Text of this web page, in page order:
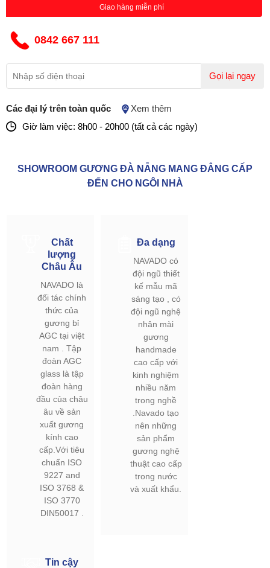
Giao hàng miễn phí
0842 667 111
Gọi lại ngay
Các đại lý trên toàn quốc
Xem thêm
Giờ làm việc: 8h00 - 20h00 (tất cả các ngày)
SHOWROOM GƯƠNG ĐÀ NẴNG MANG ĐẲNG CẤP
ĐẾN CHO NGÔI NHÀ
Chất
lượng
Châu Âu
NAVADO là
đối tác chính
thức của
gương bỉ
AGC tại việt
nam . Tập
đoàn AGC
glass là tập
đoàn hàng
đầu của châu
âu về sản
xuất gương
kính cao
cấp.Với tiêu
chuẩn ISO
9227 and
ISO 3768 &
ISO 3770
DIN50017 .
Đa dạng
NAVADO có
đội ngũ thiết
kế mẫu mã
sáng tạo , có
đội ngũ nghệ
nhân mài
gương
handmade
cao cấp với
kinh nghiệm
nhiều năm
trong nghề
.Navado tạo
nên những
sản phẩm
gương nghệ
thuật cao cấp
trong nước
và xuất khẩu.
Tin cậy